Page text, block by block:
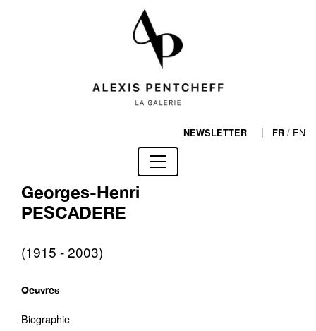
NEWSLETTER | FR / EN
Georges-Henri
PESCADERE
(1915 - 2003)
Oeuvres
Biographie